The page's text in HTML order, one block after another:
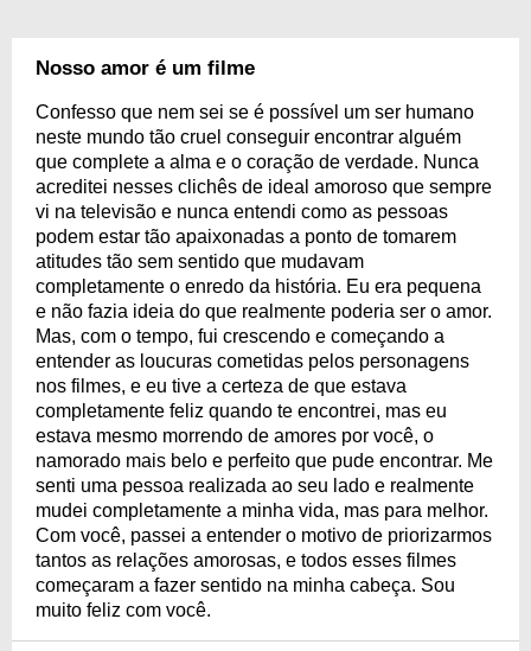
Nosso amor é um filme
Confesso que nem sei se é possível um ser humano
neste mundo tão cruel conseguir encontrar alguém
que complete a alma e o coração de verdade. Nunca
acreditei nesses clichês de ideal amoroso que sempre
vi na televisão e nunca entendi como as pessoas
podem estar tão apaixonadas a ponto de tomarem
atitudes tão sem sentido que mudavam
completamente o enredo da história. Eu era pequena
e não fazia ideia do que realmente poderia ser o amor.
Mas, com o tempo, fui crescendo e começando a
entender as loucuras cometidas pelos personagens
nos filmes, e eu tive a certeza de que estava
completamente feliz quando te encontrei, mas eu
estava mesmo morrendo de amores por você, o
namorado mais belo e perfeito que pude encontrar. Me
senti uma pessoa realizada ao seu lado e realmente
mudei completamente a minha vida, mas para melhor.
Com você, passei a entender o motivo de priorizarmos
tantos as relações amorosas, e todos esses filmes
começaram a fazer sentido na minha cabeça. Sou
muito feliz com você.